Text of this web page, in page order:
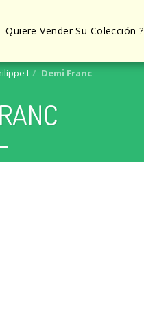
Quiere Vender Su Colección ?
I Demi Franc